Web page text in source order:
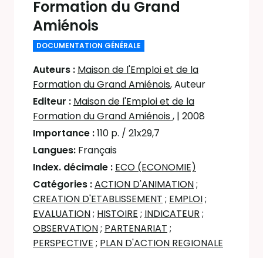
Formation du Grand
Amiénois
DOCUMENTATION GÉNÉRALE
Auteurs : Maison de l'Emploi et de la
Formation du Grand Amiénois, Auteur
Editeur : Maison de l'Emploi et de la
Formation du Grand Amiénois, | 2008
Importance :110 p. / 21x29,7
Langues: Français
Index. décimale : ECO (ECONOMIE)
Catégories :ACTION D'ANIMATION;
CREATION D'ETABLISSEMENT ; EMPLOI;
EVALUATION; HISTOIRE ; INDICATEUR ;
OBSERVATION; PARTENARIAT ;
PERSPECTIVE ; PLAN D'ACTION REGIONALE